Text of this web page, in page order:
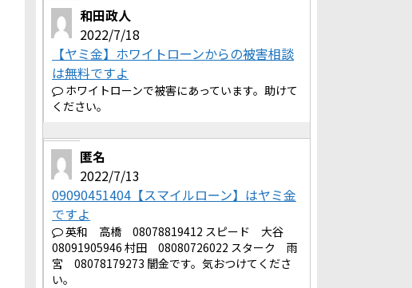
和田政人
2022/7/18
【ヤミ金】ホワイトローンからの被害相談
は無料ですよ
ホワイトローンで被害にあっています。助けて
ください。
匿名
2022/7/13
09090451404【スマイルローン】はヤミ金
ですよ
英和 高橋 08078819412 スピード 大谷
08091905946 村田 08080726022 スターク 雨
宮 08078179273 闇金です。気おつけてくださ
い。